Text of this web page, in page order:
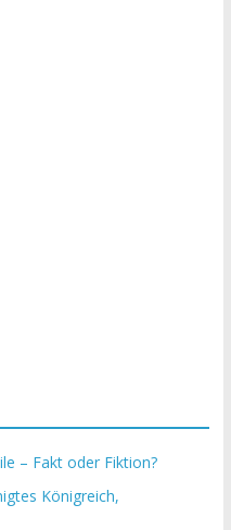
– Fakt oder Fiktion?
Königreich,